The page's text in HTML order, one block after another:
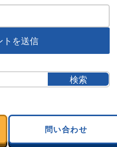
問い合わせ